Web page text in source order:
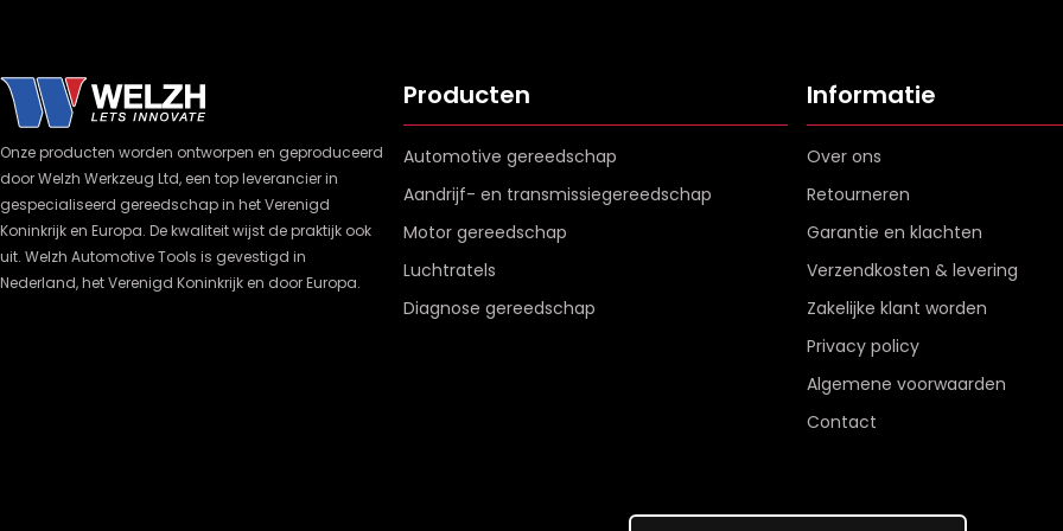
Onze producten worden ontworpen en geproduceerd
door Welzh Werkzeug Ltd, een top leverancier in
gespecialiseerd gereedschap in het Verenigd
Koninkrijk en Europa. De kwaliteit wijst de praktijk ook
uit. Welzh Automotive Tools is gevestigd in
Nederland, het Verenigd Koninkrijk en door Europa.
Producten
Automotive gereedschap
Aandrijf- en transmissiegereedschap
Motor gereedschap
Luchtratels
Diagnose gereedschap
Informatie
Over ons
Retourneren
Garantie en klachten
Verzendkosten & levering
Zakelijke klant worden
Privacy policy
Algemene voorwaarden
Contact